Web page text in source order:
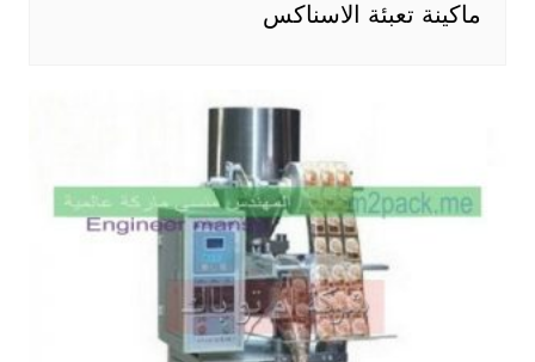
ماكينة تعبئة الاسناكس